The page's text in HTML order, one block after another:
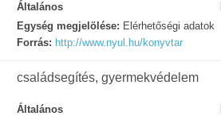
Általános
Egység megjelölése: Elérhetőségi adatok
Forrás: http://www.nyul.hu/konyvtar
családsegítés, gyermekvédelem
Általános